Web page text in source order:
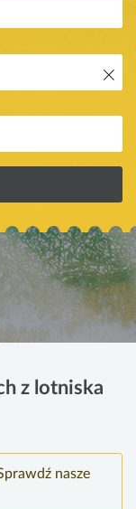
z lotniska
nasze